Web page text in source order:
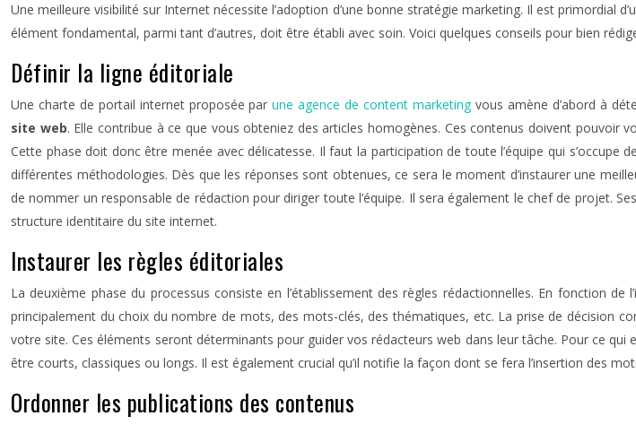
Une meilleure visibilité sur Internet nécessite l’adoption d’une bonne stratégie marketing. Il est primordial
élément fondamental, parmi tant d’autres, doit être établi avec soin. Voici quelques conseils pour bien
Définir la ligne éditoriale
Une charte de portail internet proposée parune agence de content marketingvous amène d’abord à
site web. Elle contribue à ce que vous obteniez des articles homogènes. Ces contenus doivent pouvoir
Cette phase doit donc être menée avec délicatesse. Il faut la participation de toute l’équipe qui
différentes méthodologies. Dès que les réponses sont obtenues, ce sera le moment d’instaurer une
de nommer un responsable de rédaction pour diriger toute l’équipe. Il sera également le chef de projet.
structure identitaire du site internet.
Instaurer les règles éditoriales
La deuxième phase du processus consiste en l’établissement des règles rédactionnelles. En fonction de
principalement du choix du nombre de mots, des mots-clés, des thématiques, etc. La prise de décision
votre site. Ces éléments seront déterminants pour guider vos rédacteurs web dans leur tâche. Pour ce
être courts, classiques ou longs. Il est également crucial qu’il notifie la façon dont se fera l’insertion des
Ordonner les publications des contenus